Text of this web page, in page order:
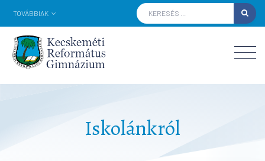
TOVÁBBIAK
Iskolánkról